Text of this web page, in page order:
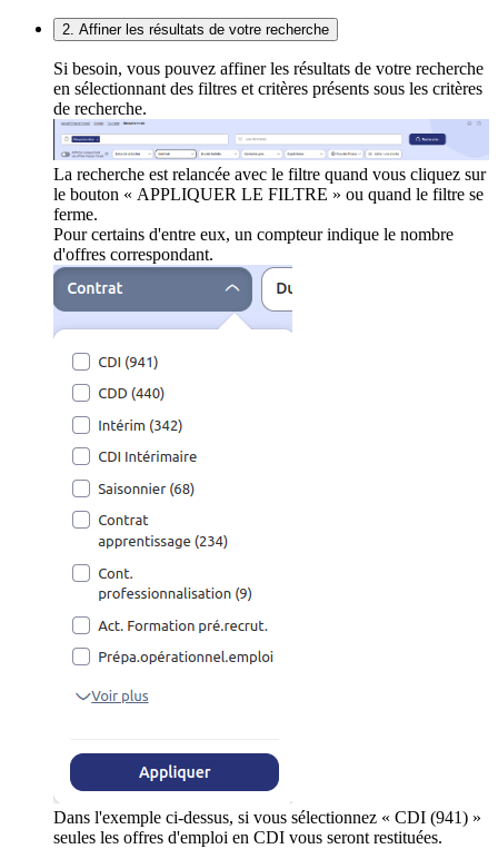
2. Affiner les résultats de votre recherche
Si besoin, vous pouvez affiner les résultats de votre recherche
en sélectionnant des filtres et critères présents sous les critères
de recherche.
La recherche est relancée avec le filtre quand vous cliquez sur
le bouton « APPLIQUER LE FILTRE » ou quand le filtre se
ferme.
Pour certains d'entre eux, un compteur indique le nombre
d'offres correspondant.
Dans l'exemple ci-dessus, si vous sélectionnez « CDI (941) »
seules les offres d'emploi en CDI vous seront restituées.